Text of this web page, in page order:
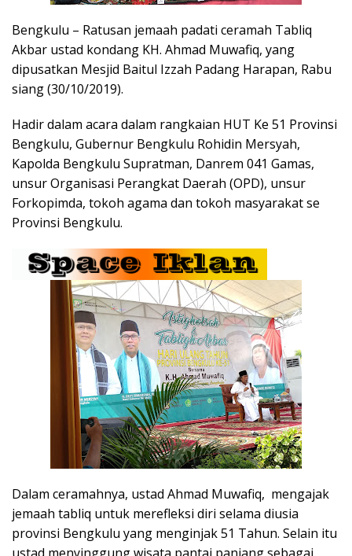
Bengkulu – Ratusan jemaah padati ceramah Tabliq
Akbar ustad kondang KH. Ahmad Muwafiq, yang
dipusatkan Mesjid Baitul Izzah Padang Harapan, Rabu
siang (30/10/2019).
Hadir dalam acara dalam rangkaian HUT Ke 51 Provinsi
Bengkulu, Gubernur Bengkulu Rohidin Mersyah,
Kapolda Bengkulu Supratman, Danrem 041 Gamas,
unsur Organisasi Perangkat Daerah (OPD), unsur
Forkopimda, tokoh agama dan tokoh masyarakat se
Provinsi Bengkulu.
Dalam ceramahnya, ustad Ahmad Muwafiq, mengajak
jemaah tabliq untuk merefleksi diri selama diusia
provinsi Bengkulu yang menginjak 51 Tahun. Selain itu